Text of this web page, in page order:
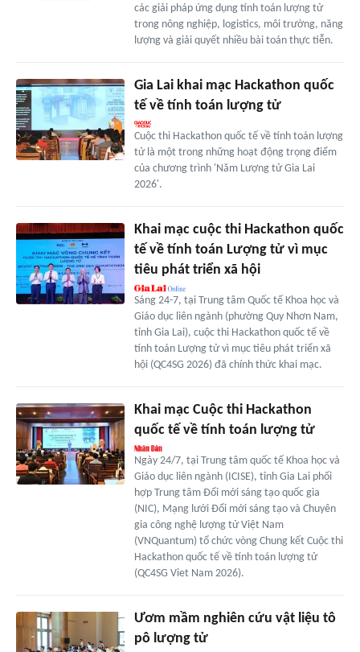
các giải pháp ứng dụng tính toán lượng tử
trong nông nghiệp, logistics, môi trường, năng
lượng và giải quyết nhiều bài toán thực tiễn.
Gia Lai khai mạc Hackathon quốc
tế về tính toán lượng tử
Cuộc thi Hackathon quốc tế về tính toán lượng
tử là một trong những hoạt động trọng điểm
của chương trình 'Năm Lượng tử Gia Lai
2026'.
Khai mạc cuộc thi Hackathon quốc
tế về tính toán Lượng tử vì mục
tiêu phát triển xã hội
Sáng 24-7, tại Trung tâm Quốc tế Khoa học và
Giáo dục liên ngành (phường Quy Nhơn Nam,
tỉnh Gia Lai), cuộc thi Hackathon quốc tế về
tính toán Lượng tử vì mục tiêu phát triển xã
hội (QC4SG 2026) đã chính thức khai mạc.
Khai mạc Cuộc thi Hackathon
quốc tế về tính toán lượng tử
Ngày 24/7, tại Trung tâm quốc tế Khoa học và
Giáo dục liên ngành (ICISE), tỉnh Gia Lai phối
hợp Trung tâm Đổi mới sáng tạo quốc gia
(NIC), Mạng lưới Đổi mới sáng tạo và Chuyên
gia công nghệ lượng tử Việt Nam
(VNQuantum) tổ chức vòng Chung kết Cuộc thi
Hackathon quốc tế về tính toán lượng tử
(QC4SG Viet Nam 2026).
Ươm mầm nghiên cứu vật liệu tô
pô lượng tử